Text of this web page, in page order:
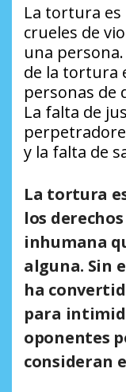
La tortura es
crueles de
una
de la tortura
personas de
La falta de
y la falta de
La tortura
los
inhumana
alguna. Sin
ha
para
oponentes
consideran